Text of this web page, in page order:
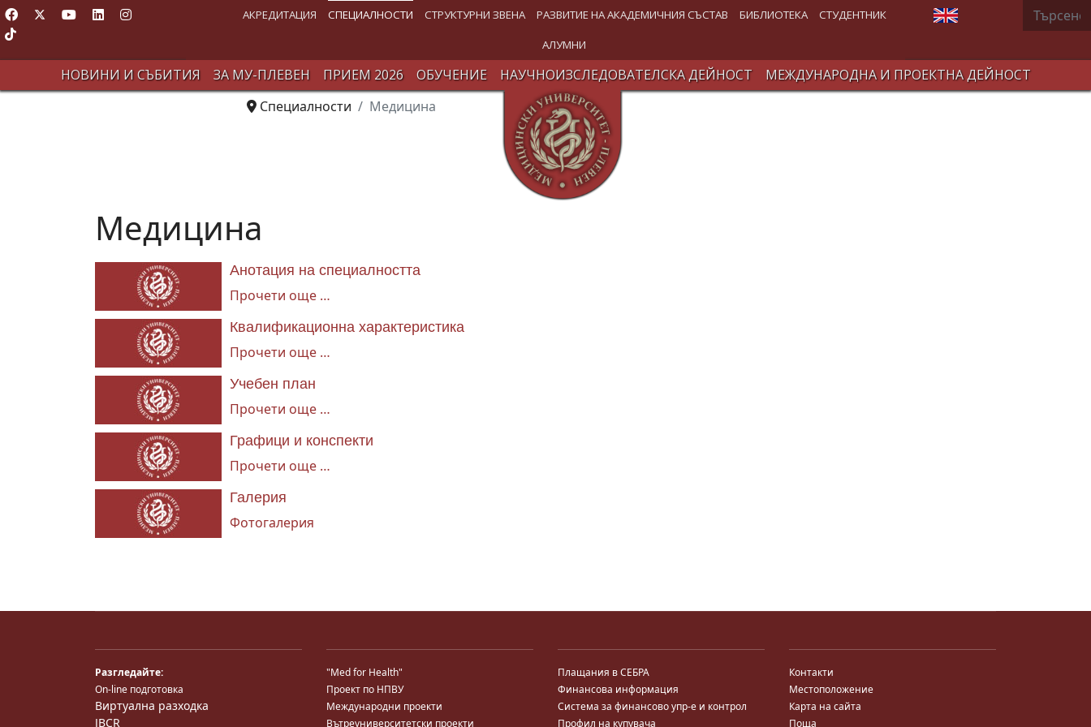
АКРЕДИТАЦИЯ СПЕЦИАЛНОСТИ СТРУКТУРНИ ЗВЕНА РАЗВИТИЕ НА АКАДЕМИЧНИЯ СЪСТАВ БИБЛИОТЕКА СТУДЕНТНИК
АЛУМНИ
Изберете език Търсене
НОВИНИ И СЪБИТИЯ ЗА МУ-ПЛЕВЕН ПРИЕМ 2026 ОБУЧЕНИЕ НАУЧНОИЗСЛЕДОВАТЕЛСКА ДЕЙНОСТ
МЕЖДУНАРОДНА И ПРОЕКТНА ДЕЙНОСТ
Специалности
Медицина
Медицина
Анотация на специалността
Прочети още …
Квалификационна характеристика
Прочети още …
Учебен план
Прочети още …
Графици и конспекти
Прочети още …
Галерия
Фотогалерия
Разгледайте:
On-line подготовка
Виртуална разходка
JBCR
"Med for Health"
Проект по НПВУ
Международни проекти
Вътреуниверситетски проекти
Плащания в СЕБРА
Финансова информация
Система за финансово упр-е и контрол
Профил на купувача
Контакти
Местоположение
Карта на сайта
Поща